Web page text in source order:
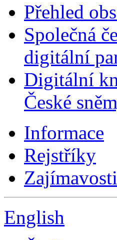
Přehled
Společná
digitální
Digitální
České
Informace
Rejstříky
English